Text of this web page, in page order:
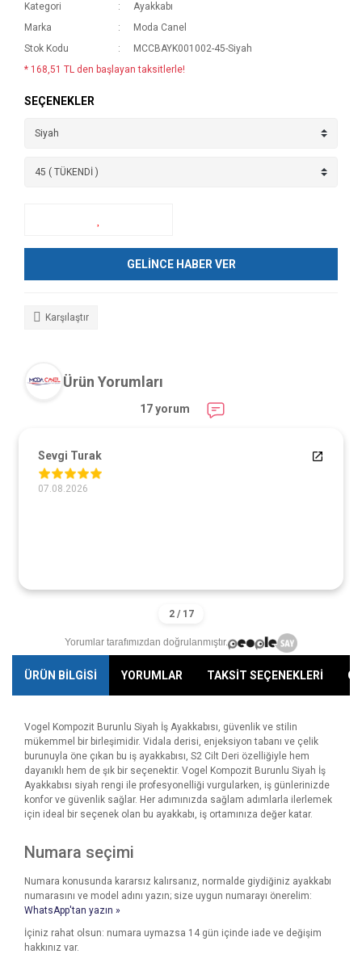
Kategori
Ayakkabı
Marka
Moda Canel
Stok Kodu
MCCBAYK001002-45-Siyah
* 168,51 TL den başlayan taksitlerle!
SEÇENEKLER
GELİNCE HABER VER
Karşılaştır
Ürün Yorumları
17 yorum
Sevgi Turak
07.08.2026
Yorumlar tarafımızdan doğrulanmıştır.
ÜRÜN BİLGİSİ YORUMLAR TAKSİT SEÇENEKLERİ
Vogel Kompozit Burunlu Siyah İş Ayakkabısı, güvenlik ve stilin
mükemmel bir birleşimidir. Vidala derisi, enjeksiyon tabanı ve çelik
burunuyla öne çıkan bu iş ayakkabısı, S2 Cilt Deri özelliğiyle hem
dayanıklı hem de şık bir seçenektir. Vogel Kompozit Burunlu Siyah İş
Ayakkabısı siyah rengi ile profesyonelliği vurgularken, iş günlerinizde
konfor ve güvenlik sağlar. Her adımınızda sağlam adımlarla ilerlemek
için ideal bir seçenek olan bu ayakkabı, iş ortamınıza değer katar.
Numara seçimi
Numara konusunda kararsız kalırsanız, normalde giydiğiniz ayakkabı
numarasını ve model adını yazın; size uygun numarayı önerelim:
WhatsApp'tan yazın »
İçiniz rahat olsun: numara uymazsa 14 gün içinde iade ve değişim
hakkınız var.